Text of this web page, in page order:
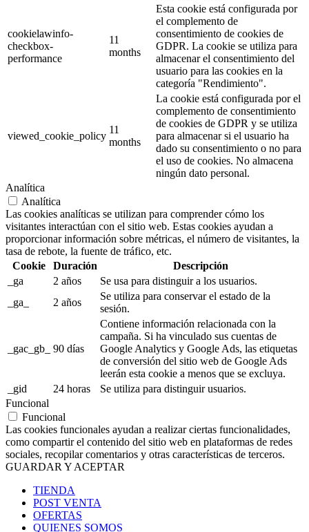
cookielawinfo-
checkbox-
performance
11
months
Esta cookie está configurada por
el complemento de
consentimiento de cookies de
GDPR. La cookie se utiliza para
almacenar el consentimiento del
usuario para las cookies en la
categoría "Rendimiento".
viewed_cookie_policy
11
months
La cookie está configurada por el
complemento de consentimiento
de cookies de GDPR y se utiliza
para almacenar si el usuario ha
dado su consentimiento o no para
el uso de cookies. No almacena
ningún dato personal.
Analítica
Analítica
Las cookies analíticas se utilizan para comprender cómo los
visitantes interactúan con el sitio web. Estas cookies ayudan a
proporcionar información sobre métricas, el número de visitantes, la
tasa de rebote, la fuente de tráfico, etc.
Cookie
Duración
Descripción
_ga
2 años
Se usa para distinguir a los usuarios.
_ga_
2 años
Se utiliza para conservar el estado de la
sesión.
_gac_gb_ 90 días
Contiene información relacionada con la
campaña. Si ha vinculado sus cuentas de
Google Analytics y Google Ads, las etiquetas
de conversión del sitio web de Google Ads
leerán esta cookie a menos que se excluya.
_gid
24 horas
Se utiliza para distinguir usuarios.
Funcional
Funcional
Las cookies funcionales ayudan a realizar ciertas funcionalidades,
como compartir el contenido del sitio web en plataformas de redes
sociales, recopilar comentarios y otras características de terceros.
GUARDAR Y ACEPTAR
TIENDA
POST VENTA
OFERTAS
QUIENES SOMOS